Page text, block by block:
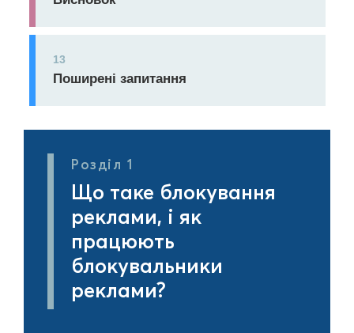
13
Поширені запитання
Розділ 1
Що таке блокування
реклами, і як
працюють
блокувальники
реклами?